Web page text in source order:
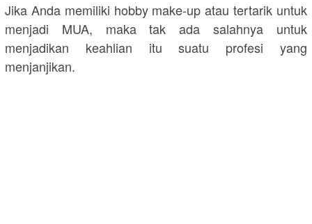
Jika Anda memiliki hobby make-up atau tertarik untuk
menjadi MUA, maka tak ada salahnya untuk
menjadikan keahlian itu suatu profesi yang
menjanjikan.